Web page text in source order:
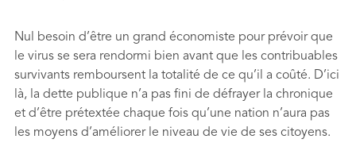
Nul besoin d’être un grand économiste pour prévoir que
le virus se sera rendormi bien avant que les contribuables
survivants remboursent la totalité de ce qu’il a coûté. D’ici
là, la dette publique n’a pas fini de défrayer la chronique
et d’être prétextée chaque fois qu’une nation n’aura pas
les moyens d’améliorer le niveau de vie de ses citoyens.